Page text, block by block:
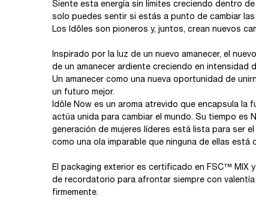
Siente esta energía sin límites creciendo dentro
solo puedes sentir si estás a punto de cambiar las
Los Idôles son pioneros y, juntos, crean nuevos
Inspirado por la luz de un nuevo amanecer, el
de un amanecer ardiente creciendo en intensidad
Un amanecer como una nueva oportunidad de
un futuro mejor.
Idôle Now es un aroma atrevido que encapsula la
actúa unida para cambiar el mundo. Su tiempo es
generación de mujeres líderes está lista para ser
como una ola imparable que ninguna de ellas está
El packaging exterior es certificado en FSC™ MIX
de recordatorio para afrontar siempre con
firmemente.